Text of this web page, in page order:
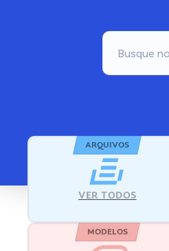
ARQUIVOS
VER TODOS
MODELOS